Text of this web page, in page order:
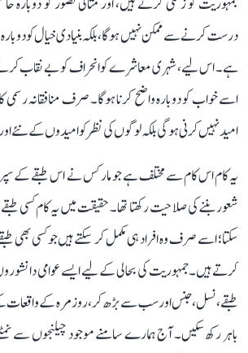
درست کرنے سے ممکن نہیں ہوگا، بلکہ بنیادی خیال کو
ہے۔ اس لیے، شہری معاشرے کو انحراف کو بے نقاب کرنے
اسے خواب کو دوبارہ واضح کرنا ہوگا۔ صرف منافقانہ رسمی
امید نہیں کرنی ہوگی بلکہ لوگوں کی نظر کو امیدوں کے نئے
یہ کام اس کام سے مختلف ہے جو مارکس نے اس طبقے کے
شعور بننے کی صلاحیت رکھتا تھا۔ حقیقت میں یہ کام کسی
سکتا؛ اسے صرف وہ افراد ہی مکمل کر سکتے ہیں جو کسی بھی
کرتے ہیں۔ جمہوریت کی بحالی کے لیے ایسے عوامی
طبقے، نسل، جنس اور سب سے بڑھ کر، روزمرہ کے
باہر رکھ سکیں۔ آج ہمارے سامنے موجود چیلنجوں سے